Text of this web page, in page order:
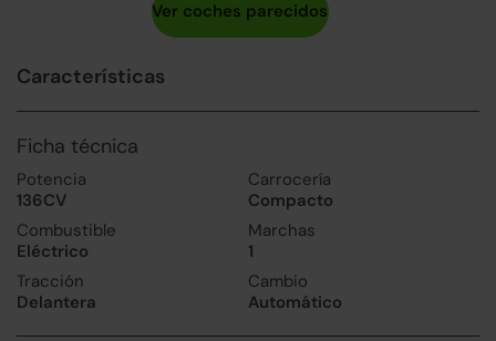
Características
Ficha técnica
Potencia
136CV
Carrocería
Compacto
Combustible
Eléctrico
Marchas
1
Tracción
Delantera
Cambio
Automático